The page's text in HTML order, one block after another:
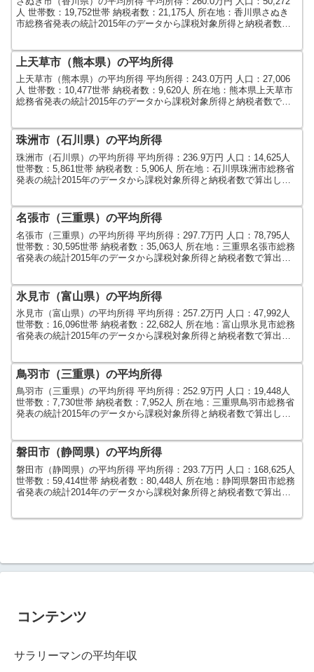
人 世帯数：19,752世帯 納税者数：21,175人 所在地：香川県さぬき
市総務省発表の統計2015年のデータから課税対象所得と納税者数で
上天草市（熊本県）の平均所得
上天草市（熊本県）の平均所得 平均所得：243.0万円 人口：27,006
人 世帯数：10,477世帯 納税者数：9,620人 所在地：熊本県上天草市
総務省発表の統計2015年のデータから課税対象所得と納税者数で算
珠洲市（石川県）の平均所得
珠洲市（石川県）の平均所得 平均所得：236.9万円 人口：14,625人
世帯数：5,861世帯 納税者数：5,906人 所在地：石川県珠洲市総務省
発表の統計2015年のデータから課税対象所得と納税者数で算出しま
名張市（三重県）の平均所得
名張市（三重県）の平均所得 平均所得：297.7万円 人口：78,795人
世帯数：30,595世帯 納税者数：35,063人 所在地：三重県名張市総務
省発表の統計2015年のデータから課税対象所得と納税者数で算出し
氷見市（富山県）の平均所得
氷見市（富山県）の平均所得 平均所得：257.2万円 人口：47,992人
世帯数：16,096世帯 納税者数：22,682人 所在地：富山県氷見市総務
省発表の統計2015年のデータから課税対象所得と納税者数で算出し
鳥羽市（三重県）の平均所得
鳥羽市（三重県）の平均所得 平均所得：252.9万円 人口：19,448人
世帯数：7,730世帯 納税者数：7,952人 所在地：三重県鳥羽市総務省
発表の統計2015年のデータから課税対象所得と納税者数で算出しま
磐田市（静岡県）の平均所得
磐田市（静岡県）の平均所得 平均所得：293.7万円 人口：168,625人
世帯数：59,414世帯 納税者数：80,448人 所在地：静岡県磐田市総務
省発表の統計2014年のデータから課税対象所得と納税者数で算出し
コンテンツ
サラリーマンの平均年収